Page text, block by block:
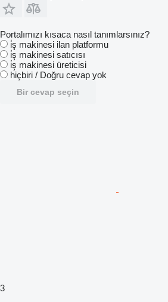
Portalımızı kısaca nasıl tanımlarsınız?
i̇ş makinesi ilan platformu
i̇ş makinesi satıcısı
i̇ş makinesi üreticisi
hiçbiri / Doğru cevap yok
Bir cevap seçin
3